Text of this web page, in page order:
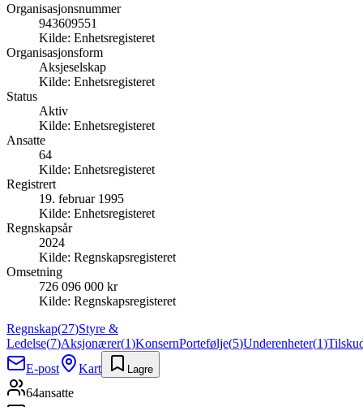
Organisasjonsnummer
943609551
Kilde: Enhetsregisteret
Organisasjonsform
Aksjeselskap
Kilde: Enhetsregisteret
Status
Aktiv
Kilde: Enhetsregisteret
Ansatte
64
Kilde: Enhetsregisteret
Registrert
19. februar 1995
Kilde: Enhetsregisteret
Regnskapsår
2024
Kilde: Regnskapsregisteret
Omsetning
726 096 000 kr
Kilde: Regnskapsregisteret
Regnskap(27)Styre &
Ledelse(7)Aksjonærer(1)KonsernPortefølje(5)Underenheter(1)
E-post
Kart Lagre
64ansatte